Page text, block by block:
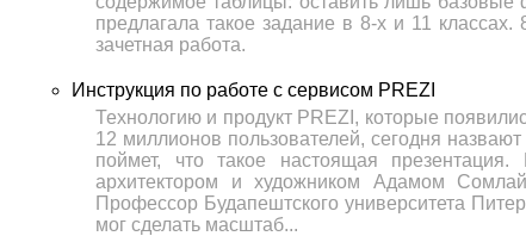
предлагала такое задание в 8-х и 11
зачетная работа.
Инструкция по работе с сервисом PREZI
Технологию и продукт PREZI, которые
12 миллионов пользователей, сегодня
поймет, что такое настоящая
архитектором и художником Адамом
Профессор Будапештского университета
мог сделать масштаб...